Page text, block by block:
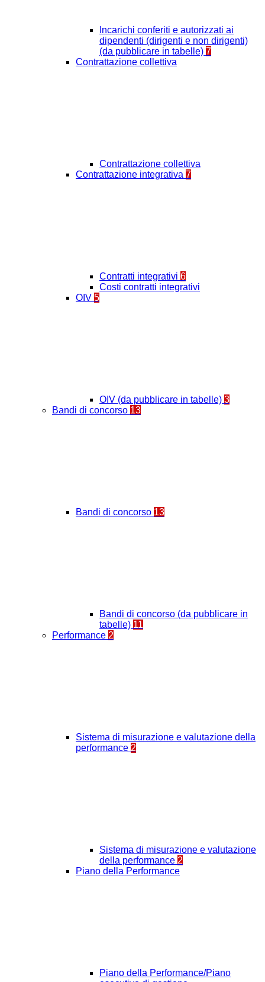
Incarichi conferiti e autorizzati ai
dipendenti (dirigenti e non dirigenti)
(da pubblicare in tabelle) 7
Contrattazione collettiva
Contrattazione collettiva
Contrattazione integrativa 7
Contratti integrativi 6
Costi contratti integrativi
OIV 5
OIV (da pubblicare in tabelle) 3
Bandi di concorso 13
Bandi di concorso 13
Bandi di concorso (da pubblicare in
tabelle) 11
Performance 2
Sistema di misurazione e valutazione della
performance 2
Sistema di misurazione e valutazione
della performance 2
Piano della Performance
Piano della Performance/Piano